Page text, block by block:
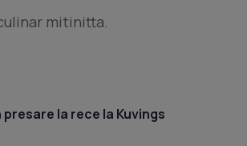
mitinitta.
la rece la Kuvings